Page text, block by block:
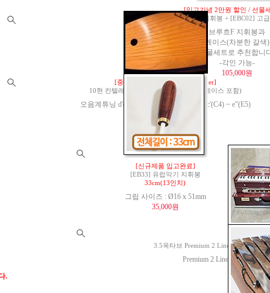
[입고기념 2만원 할인 / 선물
[102] 로헤마 브루흐F 지휘봉 + [EBC02] 고
브루흐F 지휘봉과
케이스(차분한 갈색)
선물세트로 추천합니
-각인 가능-
105,000원
[중고 1대 판매 가능]명품 Gaertner]
10현 칸텔레 Model 1955(Kantele) (하드케이스 포함)
오음계튜닝 d'(D4) ~ e"(E5) / 온음계튜닝 c'(C4) ~ e"(E5)
520,000원
[신규제품 입고완료]
[EB33] 유럽악기 지휘봉
33cm(13인치)
그립 사이즈 : Ø16 x 51mm
35,000원
.
[25년 12월
3.5옥타브 Premium 2 Line Portable 하
Premium 2 Line Portable
C3